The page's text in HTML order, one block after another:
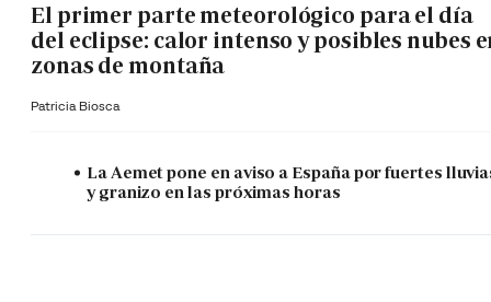
El primer parte meteorológico para el día
del eclipse: calor intenso y posibles nubes
zonas de montaña
Patricia Biosca
La Aemet pone en aviso a España por fuertes
y granizo en las próximas horas